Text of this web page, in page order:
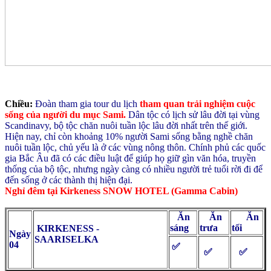
Chiều: Đoàn tham gia tour du lịch tham quan trải nghiệm cuộc
sống của người du mục Sami. Dân tộc có lịch sử lâu đời tại vùng
Scandinavy, bộ tộc chăn nuôi tuần lộc lâu đời nhất trên thế giới.
Hiện nay, chỉ còn khoảng 10% người Sami sống bằng nghề chăn
nuôi tuần lộc, chủ yếu là ở các vùng nông thôn. Chính phủ các quốc
gia Bắc Âu đã có các điều luật để giúp họ giữ gìn văn hóa, truyền
thống của bộ tộc, nhưng ngày càng có nhiều người trẻ tuổi rời đi để
đến sống ở các thành thị hiện đại.
Nghỉ đêm tại Kirkeness SNOW HOTEL (Gamma Cabin)
Ngày
04
KIRKENESS -
SAARISELKA
Ăn
sáng
Ăn
trưa
Ăn
tối
✅
✅ ✅